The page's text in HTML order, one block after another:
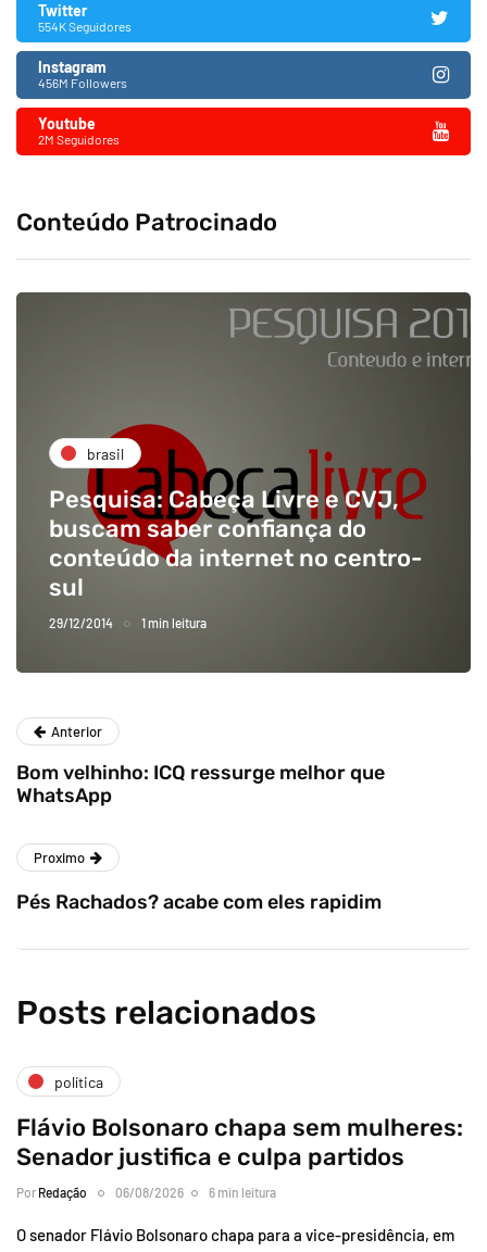
Twitter
554K Seguidores
Instagram
456M Followers
Youtube
2M Seguidores
Conteúdo Patrocinado
brasil
Pesquisa: Cabeça Livre e CVJ,
buscam saber confiança do
conteúdo da internet no centro-
sul
29/12/2014 1 min leitura
Anterior
Bom velhinho: ICQ ressurge melhor que
WhatsApp
Proximo
Pés Rachados? acabe com eles rapidim
Posts relacionados
política
Flávio Bolsonaro chapa sem mulheres:
Senador justifica e culpa partidos
Por Redação 06/08/2026 6 min leitura
O senador Flávio Bolsonaro chapa para a vice-presidência, em